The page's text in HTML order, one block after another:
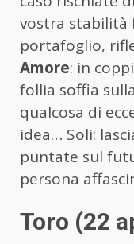
vostra stabilità
portafoglio,
Amore: in
follia soffia
qualcosa di
idea… Soli:
puntate sul
persona
Toro (22